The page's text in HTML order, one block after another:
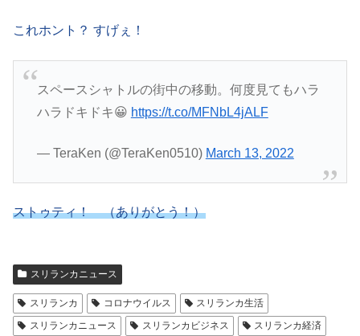
これホント？ すげぇ！
スペースシャトルの街中の移動。何度見てもハラ
ハラドキドキ😀 https://t.co/MFNbL4jALF
— TeraKen (@TeraKen0510) March 13, 2022
ストゥティ！ （ありがとう！）
スリランカニュース
スリランカ コロナウイルス
スリランカ生活
スリランカニュース
スリランカビジネス スリランカ経済